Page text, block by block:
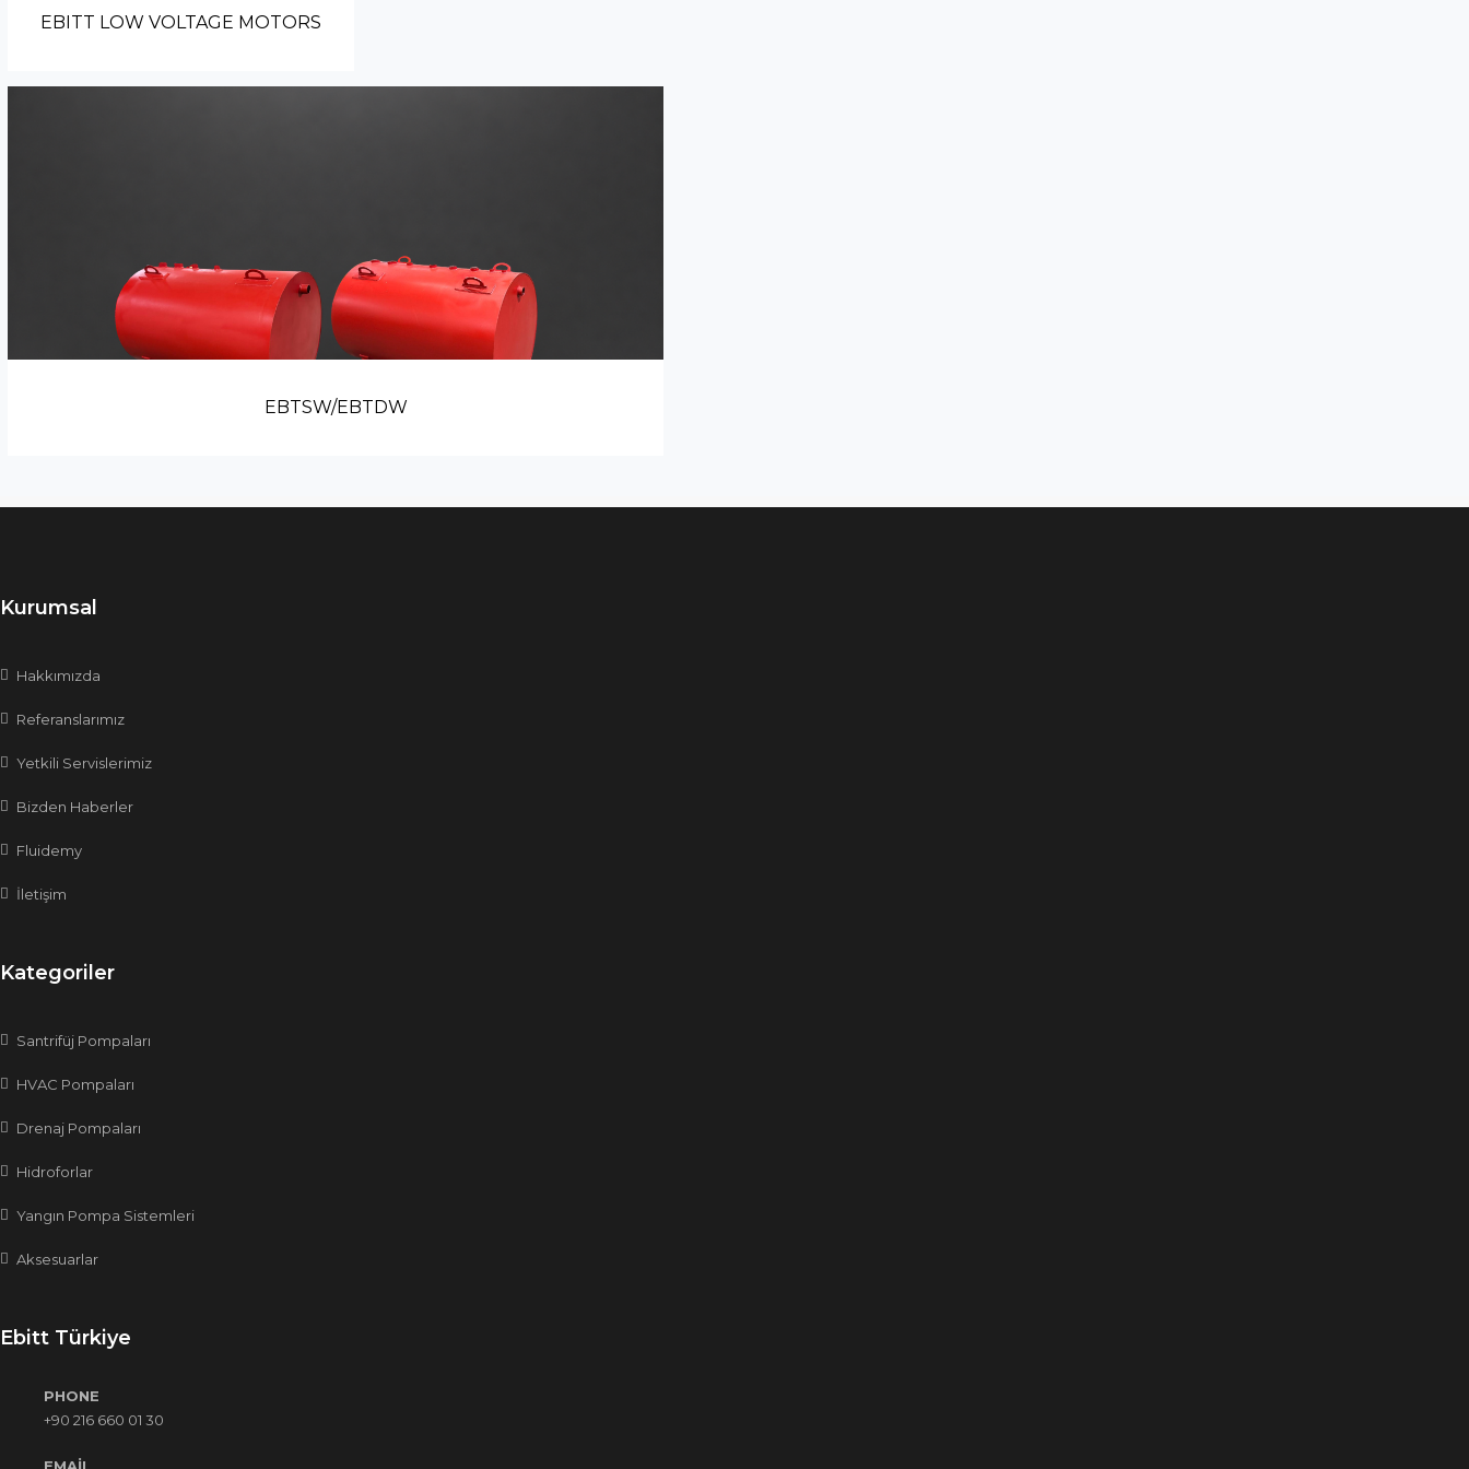
EBITT LOW VOLTAGE MOTORS
EBTSW/EBTDW
Kurumsal
Hakkımızda
Referanslarımız
Yetkili Servislerimiz
Bizden Haberler
Fluidemy
İletişim
Kategoriler
Santrifüj Pompaları
HVAC Pompaları
Drenaj Pompaları
Hidroforlar
Yangın Pompa Sistemleri
Aksesuarlar
Ebitt Türkiye
PHONE
+90 216 660 01 30